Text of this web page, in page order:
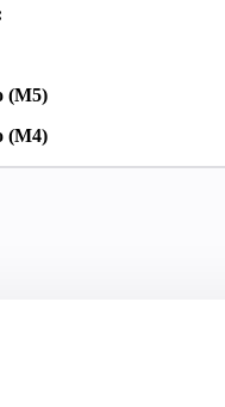
(M5)
(M4)